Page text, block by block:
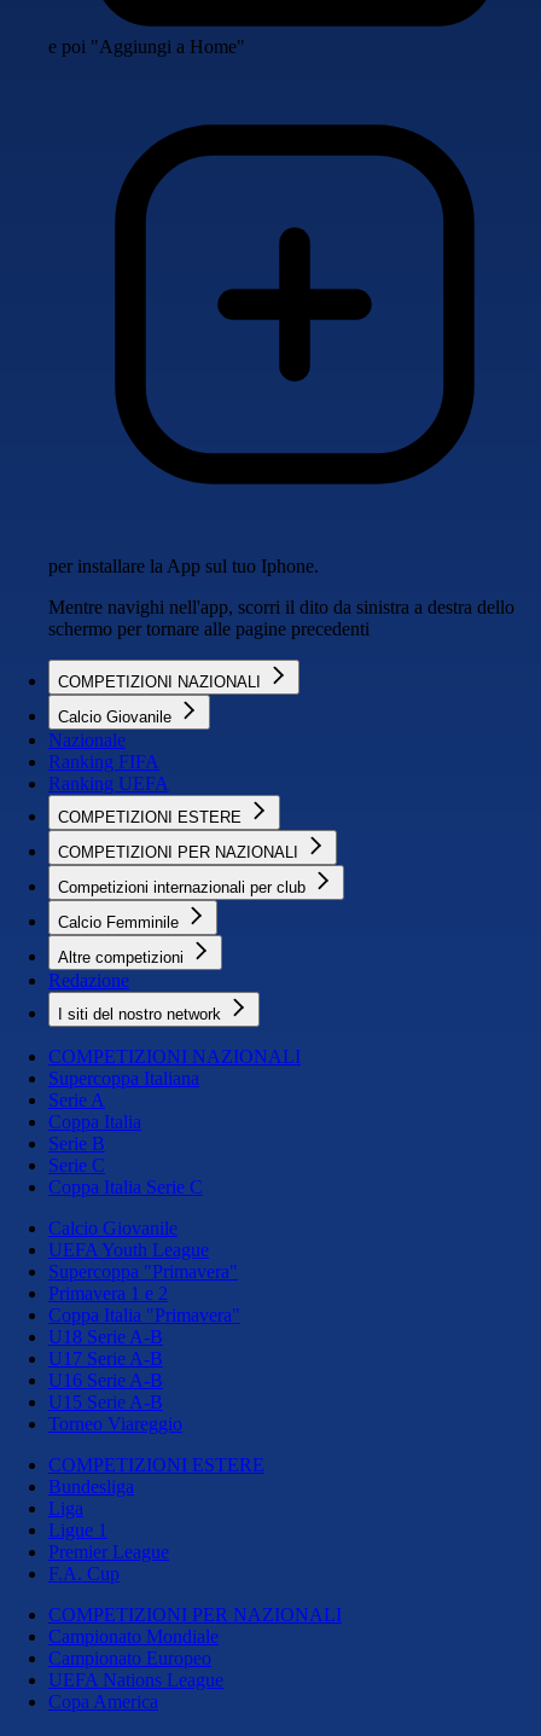
e poi "Aggiungi a Home"
per installare la App sul tuo Iphone.
Mentre navighi nell'app, scorri il dito da sinistra a destra dello
schermo per tornare alle pagine precedenti
COMPETIZIONI NAZIONALI
Calcio Giovanile
Nazionale
Ranking FIFA
Ranking UEFA
COMPETIZIONI ESTERE
COMPETIZIONI PER NAZIONALI
Competizioni internazionali per club
Calcio Femminile
Altre competizioni
Redazione
I siti del nostro network
COMPETIZIONI NAZIONALI
Supercoppa Italiana
Serie A
Coppa Italia
Serie B
Serie C
Coppa Italia Serie C
Calcio Giovanile
UEFA Youth League
Supercoppa "Primavera"
Primavera 1 e 2
Coppa Italia "Primavera"
U18 Serie A-B
U17 Serie A-B
U16 Serie A-B
U15 Serie A-B
Torneo Viareggio
COMPETIZIONI ESTERE
Bundesliga
Liga
Ligue 1
Premier League
F.A. Cup
COMPETIZIONI PER NAZIONALI
Campionato Mondiale
Campionato Europeo
UEFA Nations League
Copa America